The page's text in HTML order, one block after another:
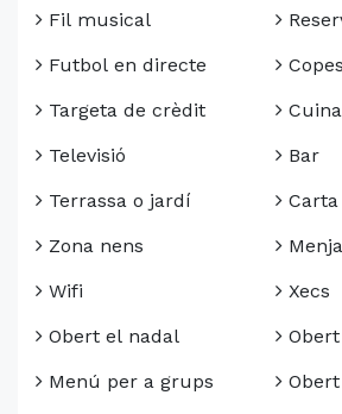
Fil musical
Futbol en directe
Targeta de crèdit
Televisió
Terrassa o jardí
Zona nens
Wifi
Obert el nadal
Menú per a grups
Bar
Xecs